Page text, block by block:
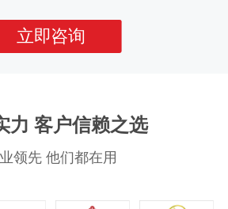
立即咨询
力 客户信赖之选
领先 他们都在用